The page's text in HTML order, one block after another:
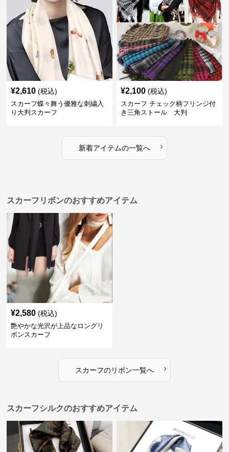
¥2,610 (税込)
スカーフ蝶々舞う優雅な刺繍入
り大判スカーフ
¥2,100 (税込)
スカーフ チェック柄フリンジ付
き三角ストール 大判
新着アイテムの一覧へ ›
スカーフリボンのおすすめアイテム
¥2,580 (税込)
艶やかな光沢が上品なロングリ
ボンスカーフ
スカーフのリボン一覧へ ›
スカーフシルクのおすすめアイテム